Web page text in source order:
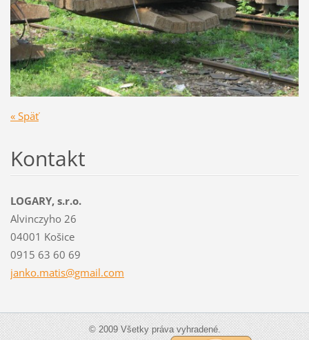
« Späť
Kontakt
LOGARY, s.r.o.
Alvinczyho 26
04001 Košice
0915 63 60 69
janko.matis@gmail.com
© 2009 Všetky práva vyhradené.